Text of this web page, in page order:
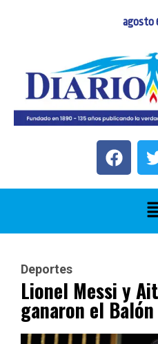
agosto
Deportes
Lionel Messi y
ganaron el